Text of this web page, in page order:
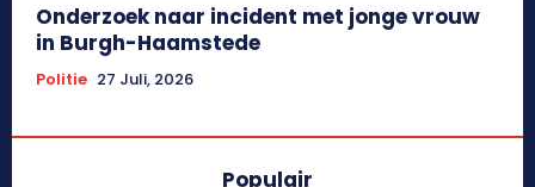
Onderzoek naar incident met jonge vrouw
in Burgh-Haamstede
Politie 27 Juli, 2026
Populair